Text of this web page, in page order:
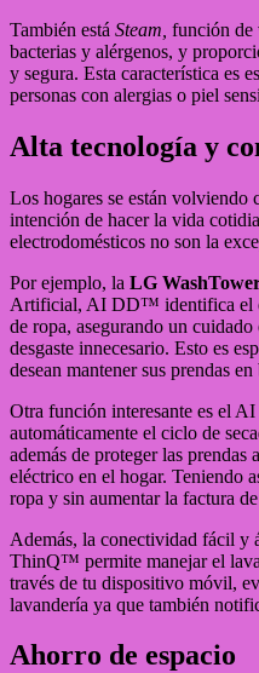
También está Steam, función de
bacterias y alérgenos, y
y segura. Esta característica es
personas con alergias o piel
Alta tecnología y
Los hogares se están volviendo
intención de hacer la vida
electrodomésticos no son la
Por ejemplo, la LG
Artificial, AI DD™ identifica el
de ropa, asegurando un
desgaste innecesario. Esto es
desean mantener sus prendas
Otra función interesante es el
automáticamente el ciclo de
además de proteger las
eléctrico en el hogar. Teniendo
ropa y sin aumentar la factura
Además, la conectividad fácil y
ThinQ™ permite manejar el
través de tu dispositivo móvil,
lavandería ya que también
Ahorro de espacio